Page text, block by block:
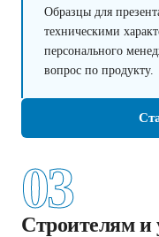
Образцы для
техническими
персонального
вопрос по продукту.
03
Строителям и